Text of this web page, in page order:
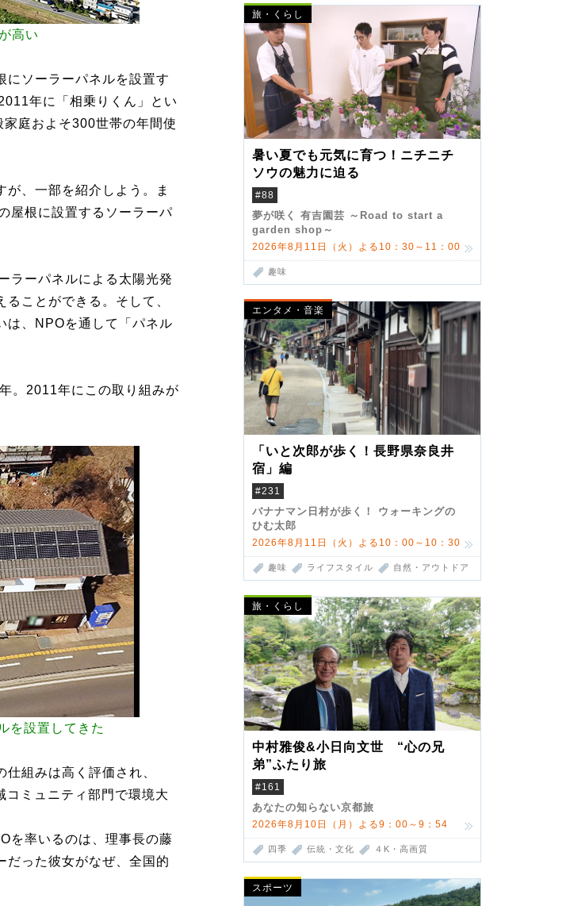
旅・くらし
暑い夏でも元気に育つ！ニチニチ
ソウの魅力に迫る
#88
夢が咲く 有吉園芸 ～Road to start a
garden shop～
2026年8月11日（火）よる10：30～11：00
趣味
エンタメ・音楽
「いと次郎が歩く！長野県奈良井
宿」編
#231
バナナマン日村が歩く！ ウォーキングの
ひむ太郎
2026年8月11日（火）よる10：00～10：30
趣味 ライフスタイル 自然・アウトドア
旅・くらし
中村雅俊&小日向文世 “心の兄
弟”ふたり旅
#161
あなたの知らない京都旅
2026年8月10日（月）よる9：00～9：54
四季 伝統・文化 ４K・高画質
スポーツ
高い
にソーラーパネルを設置す
年に「相乗りくん」とい
庭およそ300世帯の年間使
が、一部を紹介しよう。ま
屋根に設置するソーラーパ
ラーパネルによる太陽光発
ことができる。そして、
は、NPOを通して「パネル
。2011年にこの取り組みが
を設置してきた
組みは高く評価され、
ミュニティ部門で環境大
を率いるのは、理事長の藤
だった彼女がなぜ、全国的